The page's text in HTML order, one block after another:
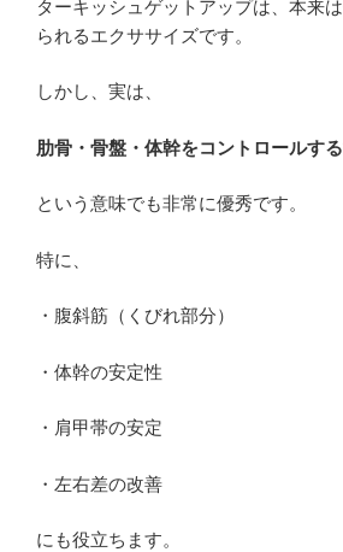
ターキッシュゲットアップは、本来
られるエクササイズです。
しかし、実は、
肋骨・骨盤・体幹をコントロールす
という意味でも非常に優秀です。
特に、
・腹斜筋（くびれ部分）
・体幹の安定性
・肩甲帯の安定
・左右差の改善
にも役立ちます。